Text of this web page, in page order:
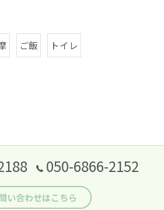
ご飯 トイレ
050-6866-2152
い合わせはこちら